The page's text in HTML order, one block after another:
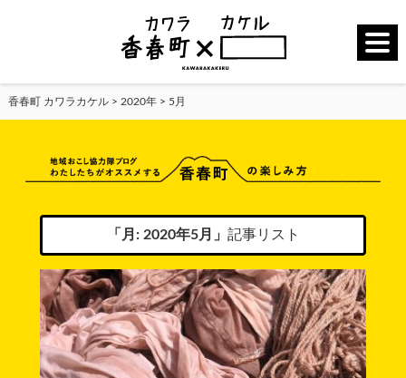
香春町 カワラカケル> 2020年> 5月
「月: 2020年5月 」 記事リスト